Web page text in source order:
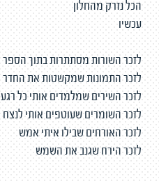
הכל נזרק מהחלון
עכשיו
לזכר השורות מסתתרות בתוך הספר
לזכר התמונות שמקשטות את החדר
לזכר השירים שמלמדים אותי כל רגע
לזכר השומרים שעוטפים אותי לנצח
לזכר האורחים שבילו איתי אמש
לזכר הירח שגנב את השמש